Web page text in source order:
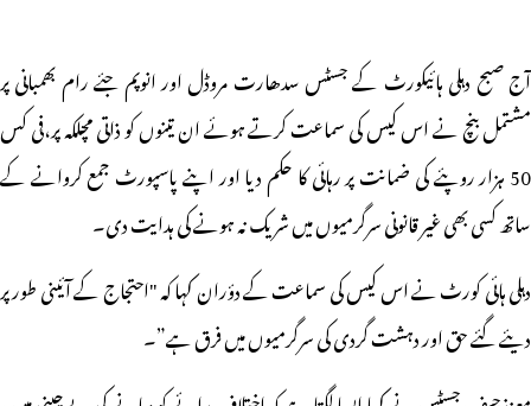
آج صبح دہلی ہائیکورٹ کے جسٹس سدھارت مروڈل اور انوپم جئے رام بھمبانی پر
مشتمل بنچ نے اس کیس کی سماعت کرتے ہوئے ان تینوں کو ذاتی مچلکہ پر،فی کس
50 ہزار روپئے کی ضمانت پر رہائی کا حکم دیا اور اپنے پاسپورٹ جمع کروانے کے
ساتھ کسی بھی غیر قانونی سرگرمیوں میں شریک نہ ہونے کی ہدایت دی۔
دہلی ہائی کورٹ نے اس کیس کی سماعت کے دؤران کہا کہ "احتجاج کے آئینی طور پر
دیئے گئے حق اور دہشت گردی کی سرگرمیوں میں فرق ہے”۔